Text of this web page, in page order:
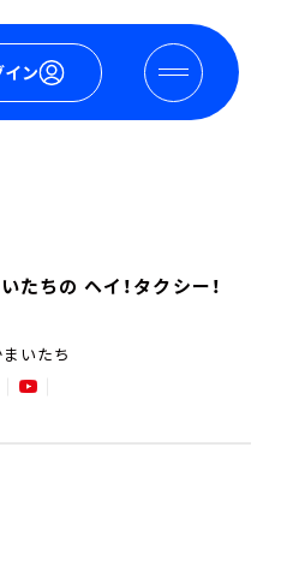
イン
たちの ヘイ！タクシー！
まいたち